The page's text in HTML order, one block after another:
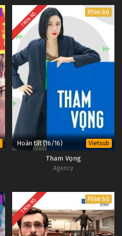
TRỌN BỘ Phim bộ
Hoàn tất (16/16) Vietsub
Tham Vọng
Agency
TRỌN BỘ Phim bộ